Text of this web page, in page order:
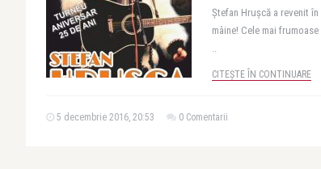
Ştefan Hruşcă a revenit
mâine! Cele mai
..
CITEȘTE ÎN CONTINUARE
5 decembrie 2016, 20:53 0 Comentarii